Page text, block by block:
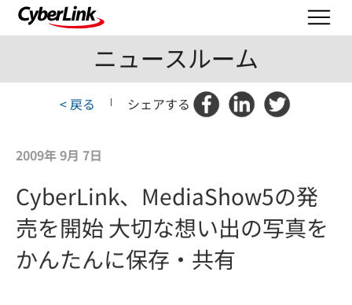
ニュースルーム
< 戻る | シェアする
2009年 9月 7日
CyberLink、MediaShow5の発
売を開始 大切な想い出の写真を
かんたんに保存・共有